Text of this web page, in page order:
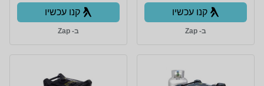
קנו עכשיו
ב- Zap
קנו עכשיו
ב- Zap